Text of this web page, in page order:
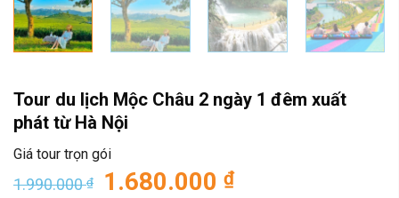
Tour du lịch Mộc Châu 2 ngày 1 đêm xuất
phát từ Hà Nội
Giá tour trọn gói
1.990.000₫ 1.680.000₫